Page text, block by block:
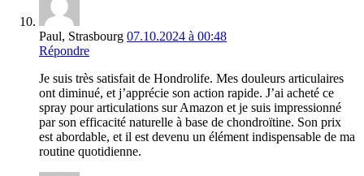
Paul, Strasbourg 07.10.2024 à 00:48
Répondre
Je suis très satisfait de Hondrolife. Mes douleurs articulaires
ont diminué, et j’apprécie son action rapide. J’ai acheté ce
spray pour articulations sur Amazon et je suis impressionné
par son efficacité naturelle à base de chondroïtine. Son prix
est abordable, et il est devenu un élément indispensable de ma
routine quotidienne.